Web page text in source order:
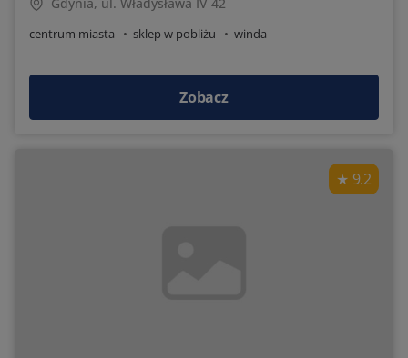
centrum miasta sklep w pobliżu winda
Zobacz
9.2